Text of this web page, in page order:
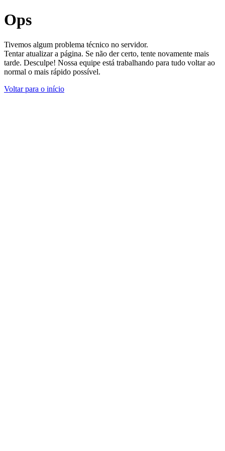
Ops
Tivemos algum problema técnico no servidor.
Tentar atualizar a página. Se não der certo, tente novamente mais
tarde. Desculpe! Nossa equipe está trabalhando para tudo voltar ao
normal o mais rápido possível.
Voltar para o início